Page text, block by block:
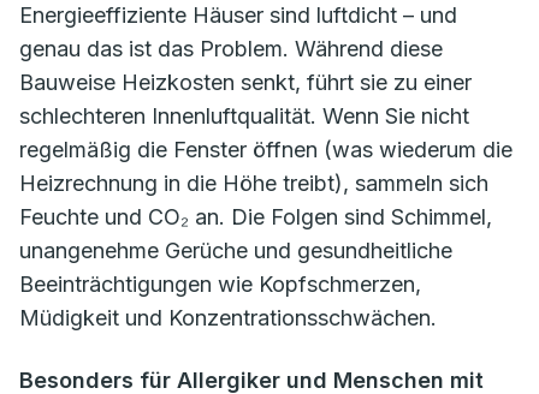
Energieeffiziente Häuser sind luftdicht – und
genau das ist das Problem. Während diese
Bauweise Heizkosten senkt, führt sie zu einer
schlechteren Innenluftqualität. Wenn Sie nicht
regelmäßig die Fenster öffnen (was wiederum die
Heizrechnung in die Höhe treibt), sammeln sich
Feuchte und CO₂ an. Die Folgen sind Schimmel,
unangenehme Gerüche und gesundheitliche
Beeinträchtigungen wie Kopfschmerzen,
Müdigkeit und Konzentrationsschwächen.
Besonders für Allergiker und Menschen mit